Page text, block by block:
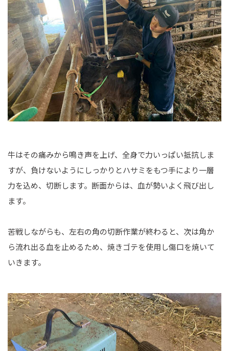
牛はその痛みから鳴き声を上げ、全身で力いっぱい抵抗しま
すが、負けないようにしっかりとハサミをもつ手により一層
力を込め、切断します。断面からは、血が勢いよく飛び出し
ます。
苦戦しながらも、左右の角の切断作業が終わると、次は角か
ら流れ出る血を止めるため、焼きゴテを使用し傷口を焼いて
いきます。